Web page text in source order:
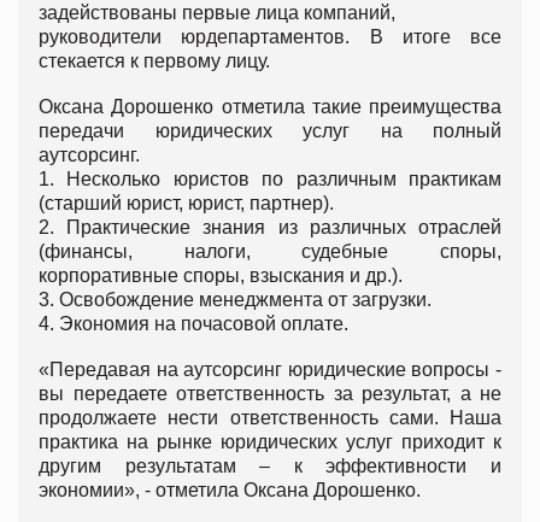
задействованы первые лица компаний,
руководители юрдепартаментов. В итоге все
стекается к первому лицу.
Оксана Дорошенко отметила такие преимущества
передачи юридических услуг на полный
аутсорсинг.
1. Несколько юристов по различным практикам
(старший юрист, юрист, партнер).
2. Практические знания из различных отраслей
(финансы, налоги, судебные споры,
корпоративные споры, взыскания и др.).
3. Освобождение менеджмента от загрузки.
4. Экономия на почасовой оплате.
«Передавая на аутсорсинг юридические вопросы -
вы передаете ответственность за результат, а не
продолжаете нести ответственность сами. Наша
практика на рынке юридических услуг приходит к
другим результатам – к эффективности и
экономии», - отметила Оксана Дорошенко.